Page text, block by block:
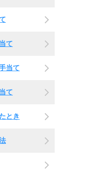
て
当て
て
とき